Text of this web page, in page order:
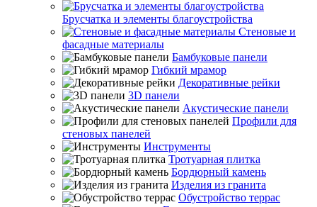
Брусчатка и элементы благоустройства
Стеновые и
фасадные материалы
Бамбуковые панели
Гибкий мрамор
Декоративные рейки
3D панели
Акустические панели
Профили для
стеновых панелей
Инструменты
Тротуарная плитка
Бордюрный камень
Изделия из гранита
Обустройство террас